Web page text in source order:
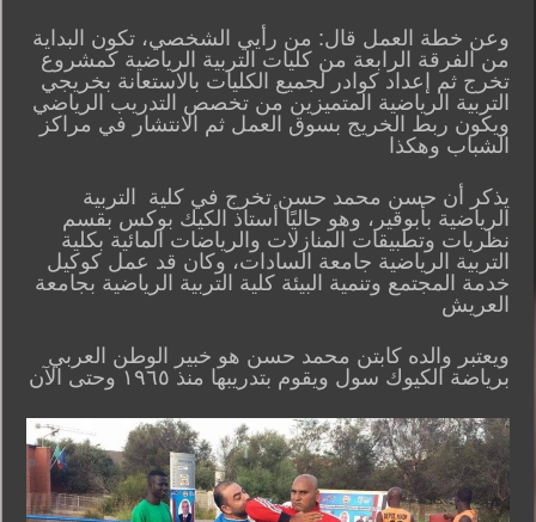
وعن خطة العمل قال: من رأيي الشخصي، تكون البداية
من الفرقة الرابعة من كليات التربية الرياضية كمشروع
تخرج ثم إعداد كوادر لجميع الكليات بالاستعانة بخريجي
التربية الرياضية المتميزين من تخصص التدريب الرياضي
ويكون ربط الخريج بسوق العمل ثم الانتشار في مراكز
الشباب وهكذا
يذكر أن حسن محمد حسن تخرج في كلية التربية
الرياضية بأبوقير، وهو حاليًا أستاذ الكيك بوكس بقسم
نظريات وتطبيقات المنازلات والرياضات المائية بكلية
التربية الرياضية جامعة السادات، وكان قد عمل ‎كوكيل
خدمة المجتمع وتنمية البيئة كلية التربية الرياضية بجامعة
العريش‎
ويعتبر والده كابتن محمد حسن هو خبير الوطن العربي
برياضة الكيوك سول ويقوم بتدريبها منذ ١٩٦٥ وحتى الآن